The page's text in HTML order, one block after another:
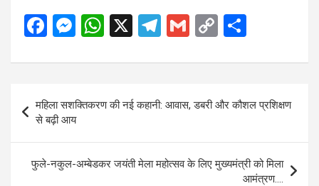
F
ce
b
o
o
k
M
se
n
g
er
W
at
s
A
p
p
X
T
e
a
m
G
ail
C
py
Li
n
k
ar
navigation
महिला सशक्तिकरण की नई कहानी: आवास, डबरी और कौशल प्रशिक्षण
से बढ़ी आय
फुले-नकुल-अम्बेडकर जयंती मेला महोत्सव के लिए मुख्यमंत्री को मिला
आमंत्रण….